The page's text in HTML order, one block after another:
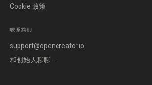
Cookie 政策
联系我们
support@opencreator.io
和创始人聊聊 →